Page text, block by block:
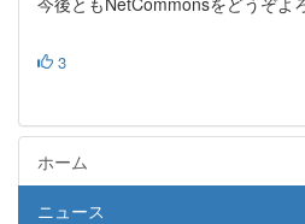
3
ホーム
ニュース